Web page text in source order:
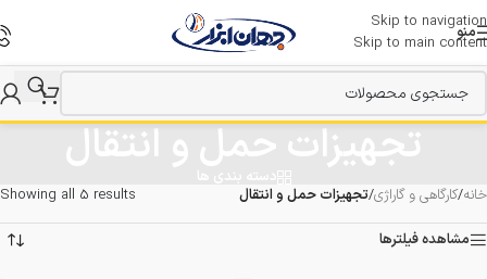
Skip to navigation
Skip to main content
منو
تجهیزات حمل و انتقال
خانه/کارگاهی و گاراژی/تجهیزات حمل و انتقال Showing all 5 results
مشاهده فیلترها